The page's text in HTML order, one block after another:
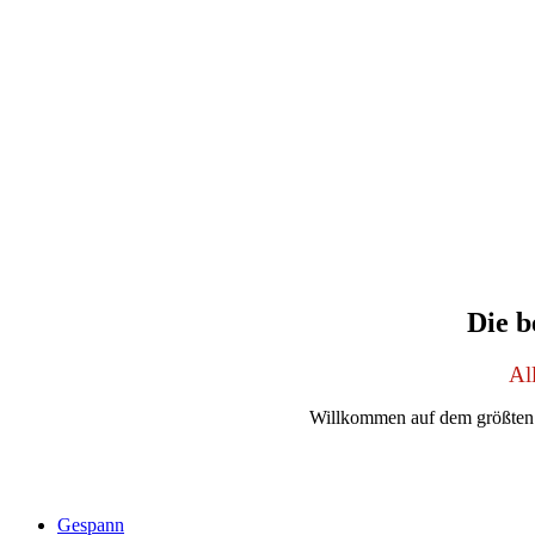
Die
Willkommen auf dem
Gespann